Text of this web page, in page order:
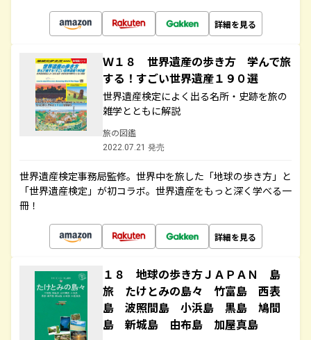
詳細を見る
Ｗ１８ 世界遺産の歩き方 学んで旅
する！すごい世界遺産１９０選
世界遺産検定によく出る名所・史跡を旅の
雑学とともに解説
旅の図鑑
2022.07.21 発売
世界遺産検定事務局監修。世界中を旅した「地球の歩き方」と
「世界遺産検定」が初コラボ。世界遺産をもっと深く学べる一
冊！
詳細を見る
１８ 地球の歩き方ＪＡＰＡＮ 島
旅 たけとみの島々 竹富島 西表
島 波照間島 小浜島 黒島 鳩間
島 新城島 由布島 加屋真島